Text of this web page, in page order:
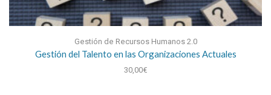
Gestión de Recursos Humanos 2.0
Gestión del Talento en las Organizaciones Actuales
30,00€